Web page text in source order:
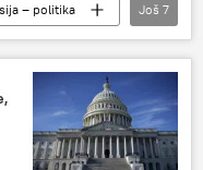
– politika
SAD
Još 7